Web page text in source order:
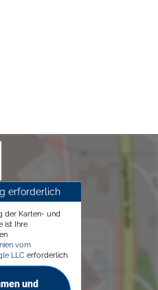
erforderlich
der Karten- und
ist Ihre
vom
LLC erforderlich.
und